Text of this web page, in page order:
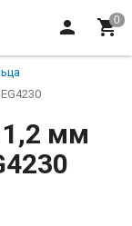
1,2 мм